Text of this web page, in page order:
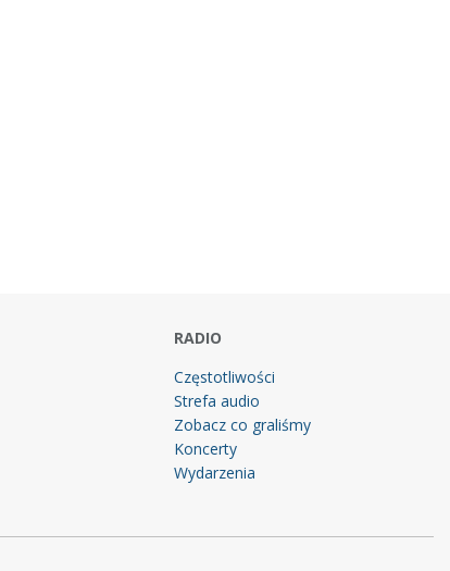
RADIO
Częstotliwości
Strefa audio
Zobacz co graliśmy
Koncerty
Wydarzenia